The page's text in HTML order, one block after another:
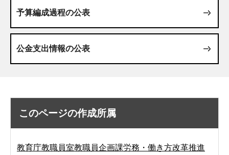
予算編成過程の公表
公金支出情報の公表
このページの作成所属
教育庁教職員室教職員企画課労務・働き方改革推進